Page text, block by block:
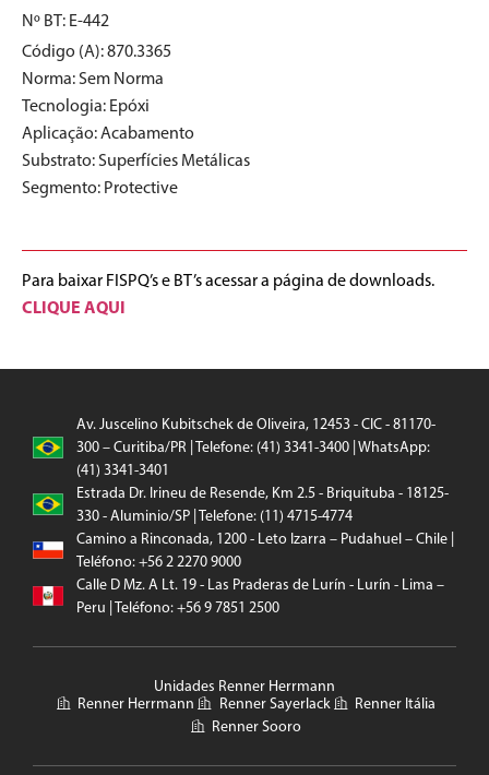
Nº BT: E-442
Código (A): 870.3365
Norma:Sem Norma
Tecnologia: Epóxi
Aplicação:Acabamento
Substrato:Superfícies Metálicas
Segmento: Protective
Para baixar FISPQ’s e BT’s acessar a página de downloads.
CLIQUE AQUI
Av. Juscelino Kubitschek de Oliveira, 12453 - CIC - 81170-
300 – Curitiba/PR | Telefone: (41) 3341-3400 | WhatsApp:
(41) 3341-3401
Estrada Dr. Irineu de Resende, Km 2.5 - Briquituba - 18125-
330 - Aluminio/SP | Telefone: (11) 4715-4774
Camino a Rinconada, 1200 - Leto Izarra – Pudahuel – Chile |
Teléfono: +56 2 2270 9000
Calle D Mz. A Lt. 19 - Las Praderas de Lurín - Lurín - Lima –
Peru | Teléfono: +56 9 7851 2500
Unidades Renner Herrmann
Renner Herrmann
Renner Sayerlack
Renner Itália
Renner Sooro